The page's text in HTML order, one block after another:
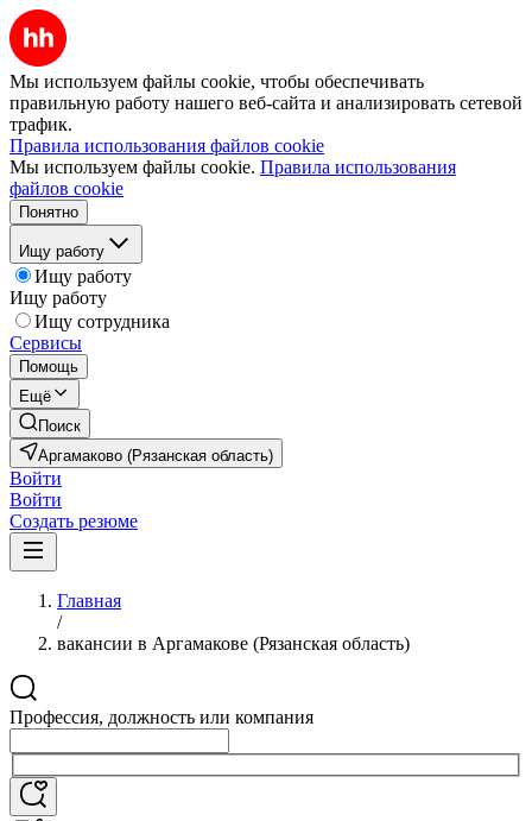
Мы используем файлы cookie, чтобы обеспечивать
правильную работу нашего веб-сайта и анализировать сетевой
трафик.
Правила использования файлов cookie
Мы используем файлы cookie. Правила использования
файлов cookie
Понятно
Ищу работу
Ищу работу
Ищу работу
Ищу сотрудника
Сервисы
Помощь
Ещё
Поиск
Аргамаково (Рязанская область)
Войти
Войти
Создать резюме
Главная
/
вакансии в Аргамакове (Рязанская область)
Профессия, должность или компания